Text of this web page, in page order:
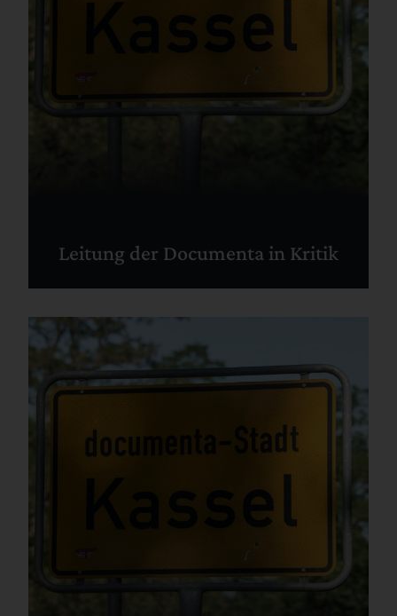
Leitung der Documenta in Kritik